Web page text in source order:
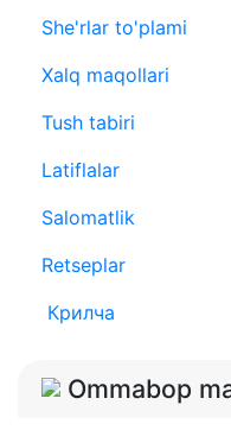
She'rlar to'plami
Xalq maqollari
Tush tabiri
Latiflalar
Salomatlik
Retseplar
Крилча
Ommabop